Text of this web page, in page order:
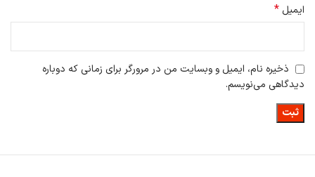
ایمیل *
ذخیره نام، ایمیل و وبسایت من در مرورگر برای زمانی که دوباره
دیدگاهی می‌نویسم.